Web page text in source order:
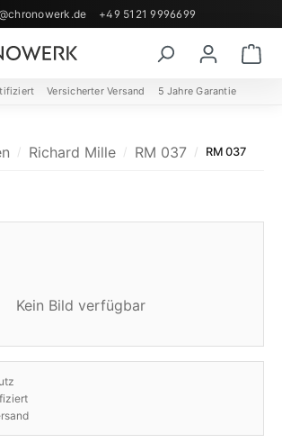
+49 5121 9996699
Versicherter Versand 5 Jahre Garantie
Richard Mille RM 037 RM 037
Kein Bild verfügbar